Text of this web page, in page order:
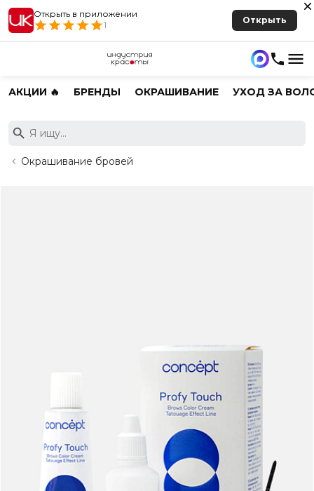
Открыть в приложении
1
Открыть
АКЦИИ 🔥 БРЕНДЫ ОКРАШИВАНИЕ УХОД ЗА
Окрашивание бровей